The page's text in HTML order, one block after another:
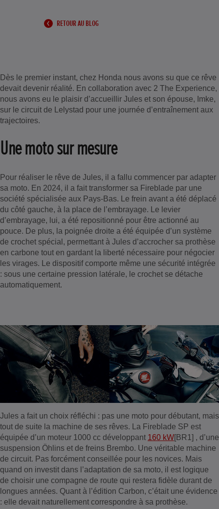
RETOUR AU BLOG
Dès le premier instant, chez Honda nous avons su que ce rêve
devait devenir réalité. En collaboration avec 2 The Experience,
nous avons eu le plaisir d’accueillir Jules et son épouse, Imke,
sur le circuit de Lelystad pour une journée d’entraînement aux
trajectoires.
Une moto sur mesure
Pour réaliser le rêve de Jules, il a fallu commencer par adapter
sa moto. En 2024, il a fait transformer sa Fireblade par une
société spécialisée aux Pays-Bas. Le frein avant a été déplacé
du côté gauche, à la place de l’embrayage. Le levier
d’embrayage, lui, a été repositionné pour être actionné au
pouce. De plus, la poignée droite a été équipée d’un système
de crochet spécial, permettant à Jules d’accrocher sa prothèse
en carbone tout en gardant la liberté nécessaire pour négocier
les virages. Le dispositif comporte même une sécurité intégrée
: sous une certaine pression latérale, le crochet se détache
automatiquement.
Jules a fait un choix réfléchi : pas une moto pour débutant, mais
tout de suite la machine de ses rêves. La Fireblade SP est
équipée d’un moteur 1000 cc développant 160 kW[BR1] , d’une
suspension Öhlins et de freins Brembo. Une véritable machine
de circuit. Pas forcément conseillée pour les novices. Mais
quand on investit dans l’adaptation de sa moto, il est logique
de choisir une compagne de route qui restera fidèle durant de
longues années. Quant à l’édition Carbon, c’était une évidence
: elle devait naturellement correspondre à sa prothèse.